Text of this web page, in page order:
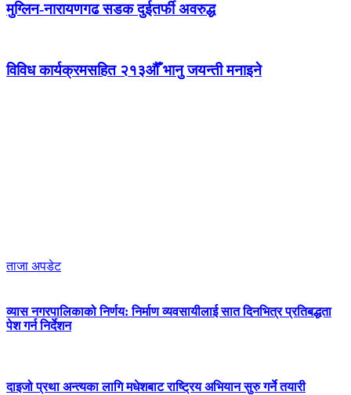
मुग्लिन-नारायणगढ सडक दुईतर्फी अवरुद्ध
विविध कार्यक्रमसहित २१३औँ भानु जयन्ती मनाइने
ताजा अपडेट
व्यास नगरपालिकाको निर्णय: निर्माण व्यवसायीलाई सात दिनभित्र प्रतिबद्धता
पेश गर्न निर्देशन
दाइजो प्रथा अन्त्यका लागि मधेशबाट राष्ट्रिय अभियान सुरु गर्ने तयारी